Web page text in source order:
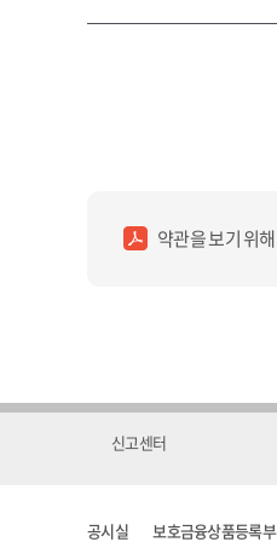
약관을 보기 위해
신고센터
공시실 보호금융상품등록부